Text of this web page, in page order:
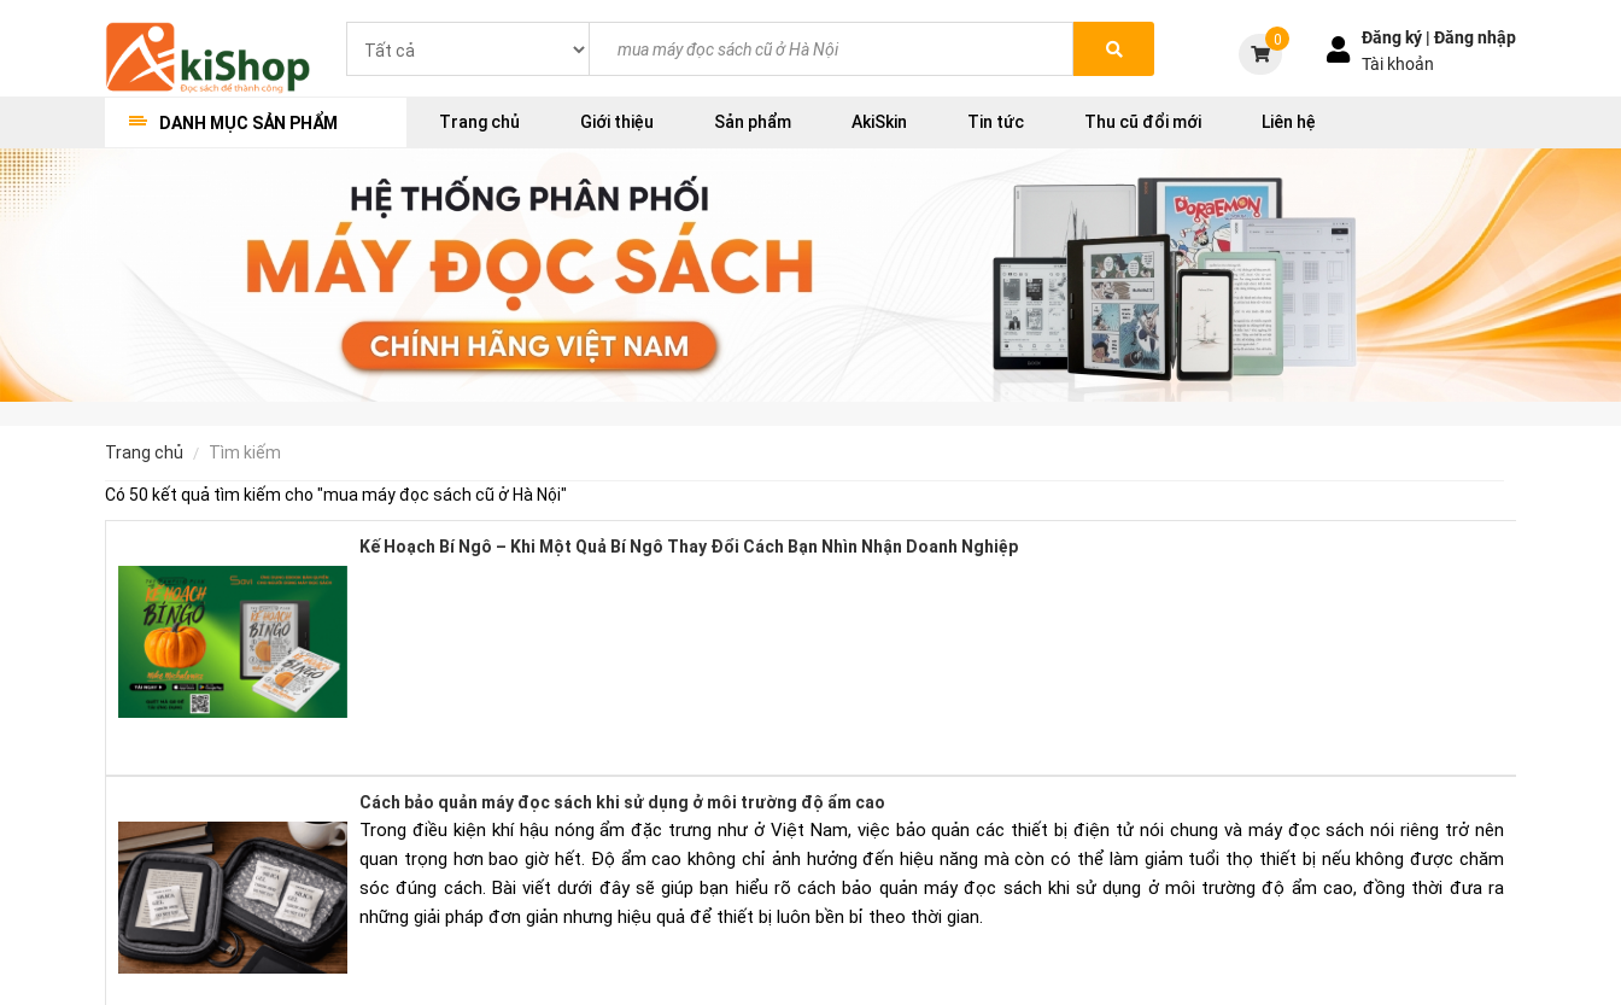
0 Đăng ký |Đăng nhập
Tài khoản
DANH MỤC SẢN PHẨM Trang chủ Giới thiệu Sản phẩm AkiSkin Tin tức Thu cũ đổi mới Liên hệ
trang chủ tìm kiếm
Có 50 kết quả tìm kiếm cho "mua máy đọc sách cũ ở Hà Nội"
Kế Hoạch Bí Ngô – Khi Một Quả Bí Ngô Thay Đổi Cách Bạn Nhìn Nhận Doanh Nghiệp
Cách bảo quản máy đọc sách khi sử dụng ở môi trường độ ẩm cao
Trong điều kiện khí hậu nóng ẩm đặc trưng như ở Việt Nam, việc bảo quản các thiết bị điện tử nói chung và máy đọc sách nói riêng trở nên
quan trọng hơn bao giờ hết. Độ ẩm cao không chỉ ảnh hưởng đến hiệu năng mà còn có thể làm giảm tuổi thọ thiết bị nếu không được chăm
sóc đúng cách. Bài viết dưới đây sẽ giúp bạn hiểu rõ cách bảo quản máy đọc sách khi sử dụng ở môi trường độ ẩm cao, đồng thời đưa ra
những giải pháp đơn giản nhưng hiệu quả để thiết bị luôn bền bỉ theo thời gian.